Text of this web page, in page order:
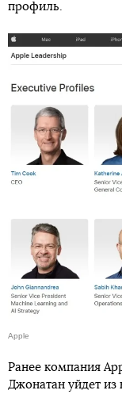
профиль.
Apple
Ранее компания
Джонатан уйдет из